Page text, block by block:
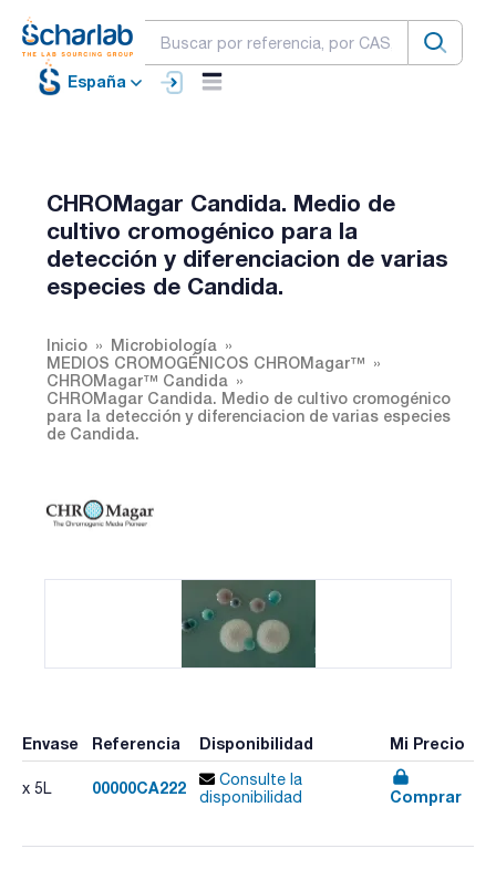
España
CHROMagar Candida. Medio de
cultivo cromogénico para la
detección y diferenciacion de varias
especies de Candida.
Inicio
Microbiología
MEDIOS CROMOGÉNICOS CHROMagar™
CHROMagar™ Candida
CHROMagar Candida. Medio de cultivo cromogénico
para la detección y diferenciacion de varias especies
de Candida.
Envase Referencia Disponibilidad Mi Precio
x 5L 00000CA222
Consulte la
disponibilidad
Comprar